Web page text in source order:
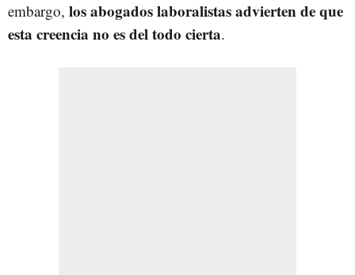
embargo, los abogados laboralistas advierten de que
esta creencia no es del todo cierta.